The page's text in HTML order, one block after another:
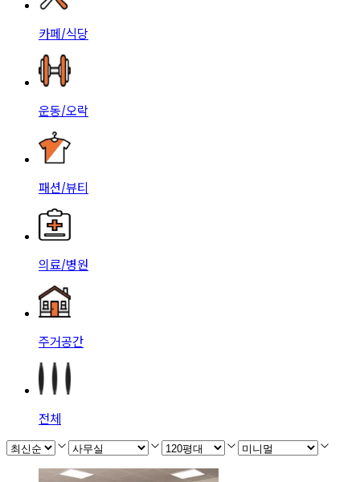
카페/식당
운동/오락
패션/뷰티
의료/병원
주거공간
전체